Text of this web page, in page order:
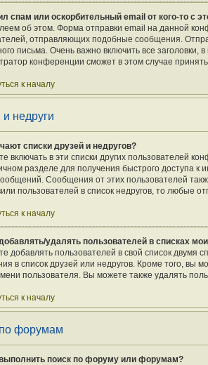
спам или оскорбительный email от кого-то с
об этом. Форма отправки email на данной
отправляющих подобные сообщения.
письма. Очень важно включить все
конференции сможет в этом случае
к началу
и недруги
списки друзей и недругов?
включать в эти списки других пользователей
разделе для получения быстрого доступа к
Сообщения от этих пользователей
пользователей в список недругов, то любые
к началу
удалять пользователей в списках
добавлять пользователей в свой список двумя
в список друзей или недругов. Кроме того, вы
пользователя. Вы можете также удалять
к началу
форумам
поиск по форуму или форумам?